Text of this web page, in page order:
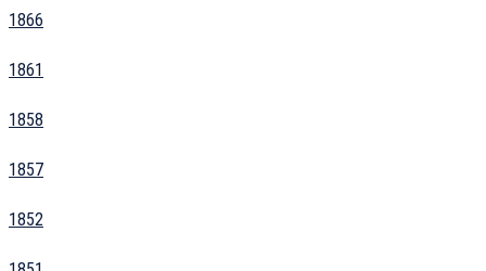
1866
1861
1858
1857
1852